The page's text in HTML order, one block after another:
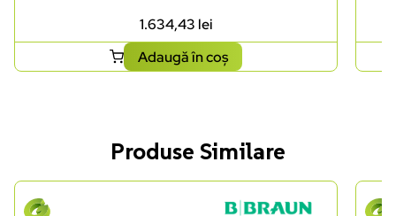
1.634,43 lei
Adaugă în coș
Produse Similare